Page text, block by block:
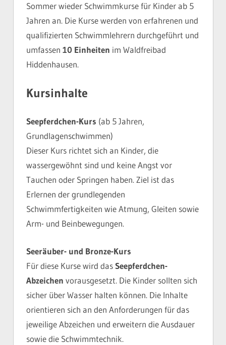
Sommer wieder Schwimmkurse für Kinder ab 5
Jahren an. Die Kurse werden von erfahrenen und
qualifizierten Schwimmlehrern durchgeführt und
umfassen 10 Einheiten im Waldfreibad
Hiddenhausen.
Kursinhalte
Seepferdchen-Kurs (ab 5 Jahren,
Grundlagenschwimmen)
Dieser Kurs richtet sich an Kinder, die
wassergewöhnt sind und keine Angst vor
Tauchen oder Springen haben. Ziel ist das
Erlernen der grundlegenden
Schwimmfertigkeiten wie Atmung, Gleiten sowie
Arm- und Beinbewegungen.
Seeräuber- und Bronze-Kurs
Für diese Kurse wird dasSeepferdchen-
Abzeichen vorausgesetzt. Die Kinder sollten sich
sicher über Wasser halten können. Die Inhalte
orientieren sich an den Anforderungen für das
jeweilige Abzeichen und erweitern die Ausdauer
sowie die Schwimmtechnik.